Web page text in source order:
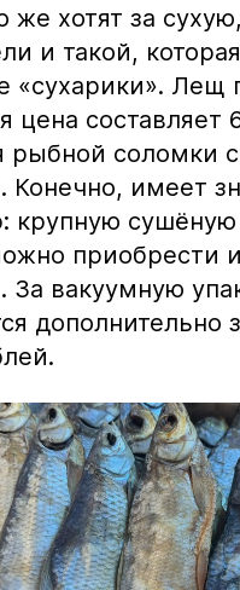
же хотят за
и такой,
«сухарики». Лещ
цена составляет
рыбной соломки
Конечно, имеет
крупную
приобрести
За вакуумную
дополнительно